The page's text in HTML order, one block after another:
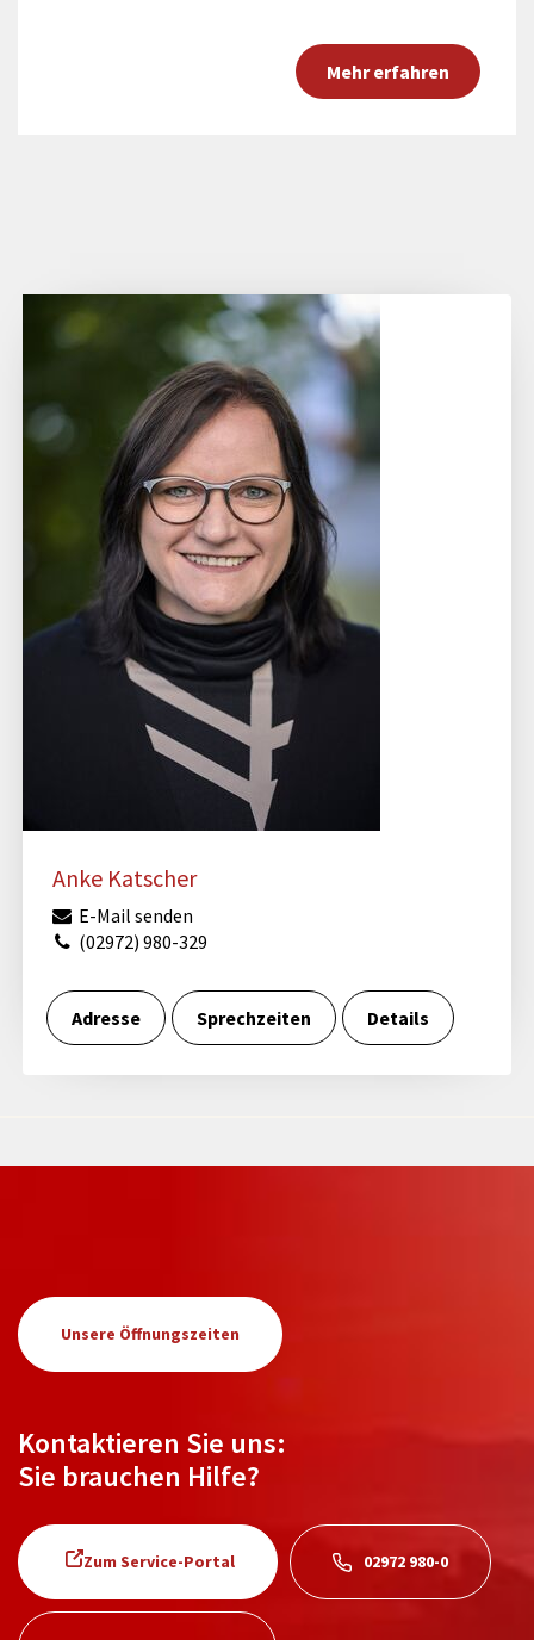
Mehr erfahren
Anke Katscher
E-Mail senden
(02972) 980-329
Adresse Sprechzeiten Details
Unsere Öffnungszeiten
Kontaktieren Sie uns:
Sie brauchen Hilfe?
Zum Service-Portal 02972 980-0